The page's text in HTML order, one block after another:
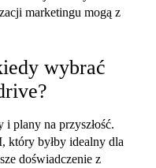
marketingu mogą z
wybrać
plany na przyszłość.
który byłby idealny dla
doświadczenie z